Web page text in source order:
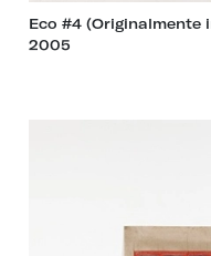
Eco #4 (Originalmente
2005